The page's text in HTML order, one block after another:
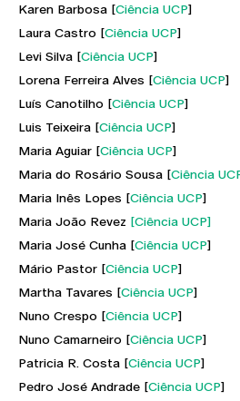
Karen Barbosa [Ciência UCP]
Laura Castro [Ciência UCP]
Levi Silva [Ciência UCP]
Lorena Ferreira Alves [Ciência UCP]
Luís Canotilho [Ciência UCP]
Luis Teixeira [Ciência UCP]
Maria Aguiar [Ciência UCP]
Maria do Rosário Sousa [Ciência
Maria Inês Lopes [Ciência UCP]
Maria João Revez [Ciência UCP]
Maria José Cunha [Ciência UCP]
Mário Pastor [Ciência UCP]
Martha Tavares [Ciência UCP]
Nuno Crespo [Ciência UCP]
Nuno Camarneiro [Ciência UCP]
Patricia R. Costa [Ciência UCP]
Pedro José Andrade [Ciência UCP]